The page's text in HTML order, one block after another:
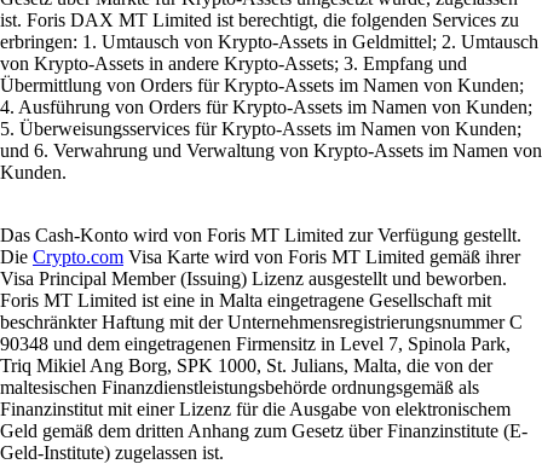
ist. Foris DAX MT Limited ist berechtigt, die folgenden Services zu
erbringen: 1. Umtausch von Krypto-Assets in Geldmittel; 2. Umtausch
von Krypto-Assets in andere Krypto-Assets; 3. Empfang und
Übermittlung von Orders für Krypto-Assets im Namen von Kunden;
4. Ausführung von Orders für Krypto-Assets im Namen von Kunden;
5. Überweisungsservices für Krypto-Assets im Namen von Kunden;
und 6. Verwahrung und Verwaltung von Krypto-Assets im Namen von
Kunden.
Das Cash-Konto wird von Foris MT Limited zur Verfügung gestellt.
Die Crypto.com Visa Karte wird von Foris MT Limited gemäß ihrer
Visa Principal Member (Issuing) Lizenz ausgestellt und beworben.
Foris MT Limited ist eine in Malta eingetragene Gesellschaft mit
beschränkter Haftung mit der Unternehmensregistrierungsnummer C
90348 und dem eingetragenen Firmensitz in Level 7, Spinola Park,
Triq Mikiel Ang Borg, SPK 1000, St. Julians, Malta, die von der
maltesischen Finanzdienstleistungsbehörde ordnungsgemäß als
Finanzinstitut mit einer Lizenz für die Ausgabe von elektronischem
Geld gemäß dem dritten Anhang zum Gesetz über Finanzinstitute (E-
Geld-Institute) zugelassen ist.